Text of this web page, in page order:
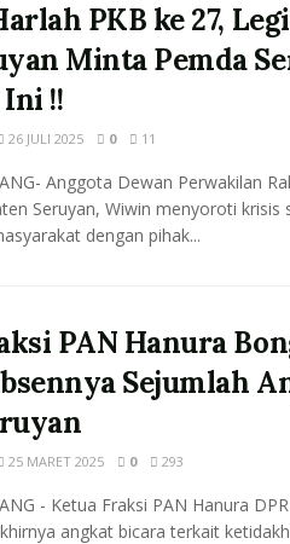
PKB ke 27,
Minta Pemda
!!
26 JULI 2025 0 11
Anggota Dewan Perwakilan
Seruyan, Wiwin menyoroti krisis
dengan pihak...
PAN Hanura
Sejumlah
25 MARET 2025 0 293
- Ketua Fraksi PAN Hanura
angkat bicara terkait